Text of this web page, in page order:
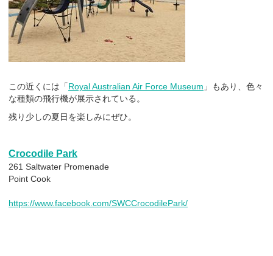
この近くには「Royal Australian Air Force Museum 」もあり、色々
な種類の飛行機が展示されている。
残り少しの夏日を楽しみにぜひ。
Crocodile Park
261 Saltwater Promenade
Point Cook
https://www.facebook.com/SWCCrocodilePark/